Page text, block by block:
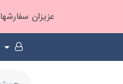
عزیزان سفارشها ۱ تا ۲ روز بعد از ثبت، از طریق پست پیشتاز ارسال و بارکدپستی پیامک میشه براتون ❤️